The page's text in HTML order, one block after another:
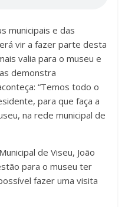
municipais e das
vir a fazer parte desta
valia para o museu e
demonstra
“Temos todo o
para que faça a
na rede municipal de
de Viseu, João
para o museu ter
fazer uma visita